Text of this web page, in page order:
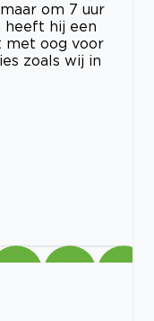
om 7 uur
heeft hij een
met oog voor
zoals wij in